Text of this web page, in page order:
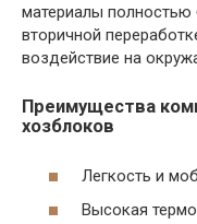
материалы полностью
вторичной
воздействие на
Преимущества
хозблоков
Легкость и
Высокая